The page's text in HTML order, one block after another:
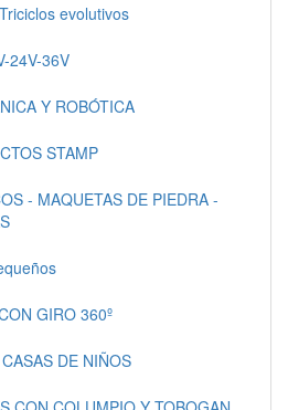
evolutivos
24V-36V
Y ROBÓTICA
STAMP
- MAQUETAS DE PIEDRA -
GIRO 360º
DE NIÑOS